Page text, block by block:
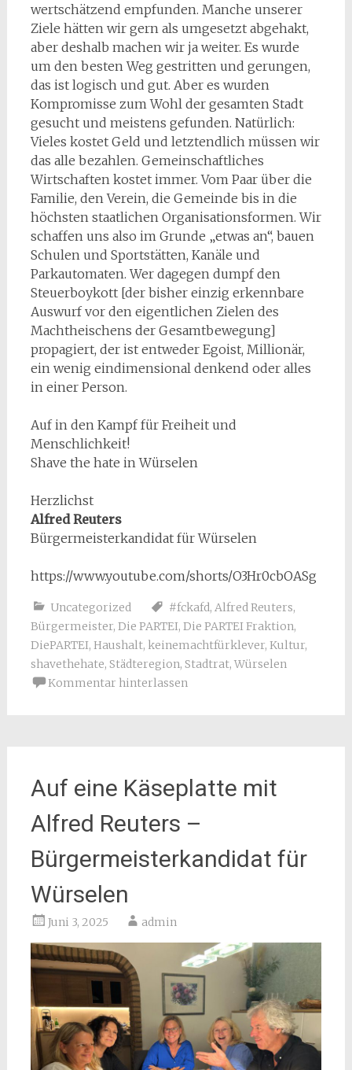
wertschätzend empfunden. Manche unserer
Ziele hätten wir gern als umgesetzt abgehakt,
aber deshalb machen wir ja weiter. Es wurde
um den besten Weg gestritten und gerungen,
das ist logisch und gut. Aber es wurden
Kompromisse zum Wohl der gesamten Stadt
gesucht und meistens gefunden. Natürlich:
Vieles kostet Geld und letztendlich müssen wir
das alle bezahlen. Gemeinschaftliches
Wirtschaften kostet immer. Vom Paar über die
Familie, den Verein, die Gemeinde bis in die
höchsten staatlichen Organisationsformen. Wir
schaffen uns also im Grunde „etwas an“, bauen
Schulen und Sportstätten, Kanäle und
Parkautomaten. Wer dagegen dumpf den
Steuerboykott [der bisher einzig erkennbare
Auswurf vor den eigentlichen Zielen des
Machtheischens der Gesamtbewegung]
propagiert, der ist entweder Egoist, Millionär,
ein wenig eindimensional denkend oder alles
in einer Person.
Auf in den Kampf für Freiheit und
Menschlichkeit!
Shave the hate in Würselen
Herzlichst
Alfred Reuters
Bürgermeisterkandidat für Würselen
https://www.youtube.com/shorts/O3Hr0cbOASg
Uncategorized #fckafd, Alfred Reuters,
Bürgermeister, Die PARTEI, Die PARTEI Fraktion,
DiePARTEI, Haushalt, keinemachtfürklever, Kultur,
shavethehate, Städteregion, Stadtrat, Würselen
Kommentar hinterlassen
Auf eine Käseplatte mit
Alfred Reuters –
Bürgermeisterkandidat für
Würselen
Juni 3, 2025 admin